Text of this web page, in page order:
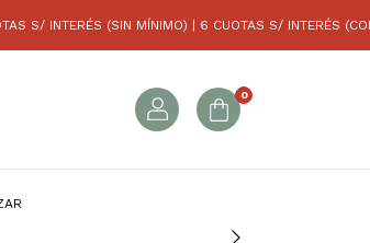
(SIN MÍNIMO) | 6 CUOTAS S/ INTERÉS (COMPRAS
0